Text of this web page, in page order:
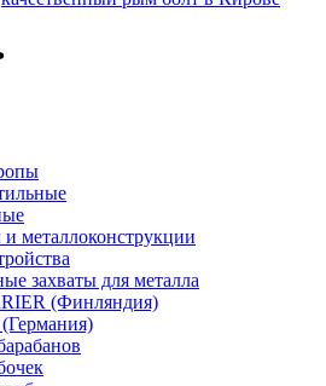
металлоконструкции
захваты для металла
(Финляндия)